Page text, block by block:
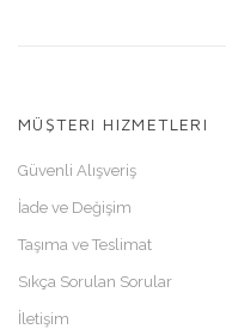
MÜŞTERI HIZMETLERI
Güvenli Alışveriş
İade ve Değişim
Taşıma ve Teslimat
Sıkça Sorulan Sorular
İletişim